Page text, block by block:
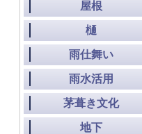
屋根
樋
雨仕舞い
雨水活用
茅葺き文化
地下